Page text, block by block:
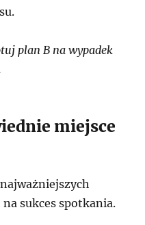
plan B na wypadek
miejsce
sukces spotkania.